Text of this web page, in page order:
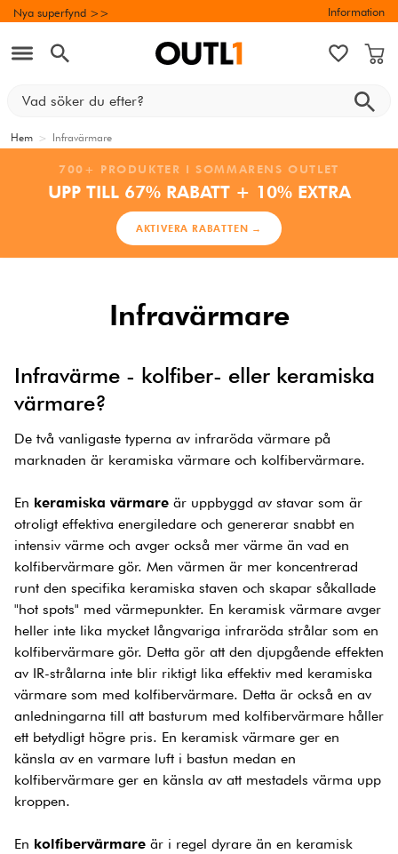
Nya superfynd >> Information
Hem > Infravärmare
700+ PRODUKTER I SOMMARENS OUTLET
UPP TILL 67% RABATT + 10% EXTRA
AKTIVERA RABATTEN →
Infravärmare
Infravärme - kolfiber- eller keramiska
värmare?
De två vanligaste typerna av infraröda värmare på
marknaden är keramiska värmare och kolfibervärmare.
En keramiska värmare är uppbyggd av stavar som är
otroligt effektiva energiledare och genererar snabbt en
intensiv värme och avger också mer värme än vad en
kolfibervärmare gör. Men värmen är mer koncentrerad
runt den specifika keramiska staven och skapar såkallade
"hot spots" med värmepunkter. En keramisk värmare avger
heller inte lika mycket långvariga infraröda strålar som en
kolfibervärmare gör. Detta gör att den djupgående effekten
av IR-strålarna inte blir riktigt lika effektiv med keramiska
värmare som med kolfibervärmare. Detta är också en av
anledningarna till att basturum med kolfibervärmare håller
ett betydligt högre pris. En keramisk värmare ger en
känsla av en varmare luft i bastun medan en
kolfibervärmare ger en känsla av att mestadels värma upp
kroppen.
En kolfibervärmare är i regel dyrare än en keramisk